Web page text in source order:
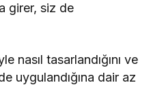
girer, siz de
nasıl tasarlandığını ve
uygulandığına dair az